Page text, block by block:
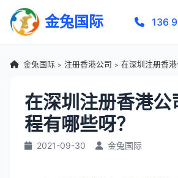
金兔国际 136
金兔国际 > 注册香港公司 > 在深圳注册香港
在深圳注册香港公
程有哪些呀？
2021-09-30 金兔国际